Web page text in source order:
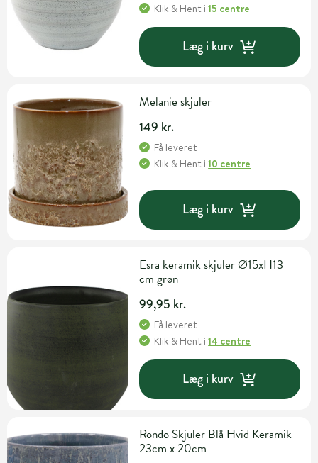
Klik & Hent i15 centre
Læg i kurv
Melanie skjuler
149 kr.
Få leveret
Klik & Hent i10 centre
Læg i kurv
Esra keramik skjuler Ø15xH13
cm grøn
99,95 kr.
Få leveret
Klik & Hent i14 centre
Læg i kurv
Rondo Skjuler Blå Hvid Keramik
23cm x 20cm